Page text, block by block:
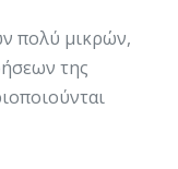
πολύ μικρών,
της